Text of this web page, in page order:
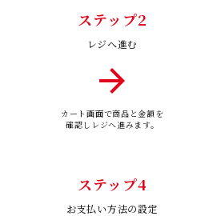
検索する
ステップ2
レジへ進む
arrow_forward
カート画面で商品と金額を
確認しレジへ進みます。
ステップ4
お支払い方法の設定